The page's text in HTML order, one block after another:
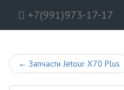
+7(991)973-17-17
← Запчасти Jetour X70 Plus